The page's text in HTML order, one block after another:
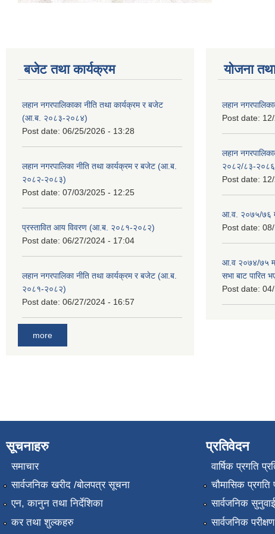
बजेट तथा कार्यक्रम
लहान नगरपालिकाका नीति तथा कार्यक्रम र बजेट
(आ.ब. २०८३-२०८४)
Post date: 06/25/2026 - 13:28
लहान नगरपालिका नीति तथा कार्यक्रम र बजेट (आ.ब.
२०८२-२०८३)
Post date: 07/03/2025 - 12:25
प्रस्तावित आय विवरण (आ.ब. २०८१-२०८२)
Post date: 06/27/2024 - 17:04
लहान नगरपालिका नीति तथा कार्यक्रम र बजेट (आ.ब.
२०८१-२०८२)
Post date: 06/27/2024 - 16:57
more
योजना
लहान
Post date:
लहान
२०८२/८३-
Post date:
आ.व. २०७५/७६
Post date:
आ.व २०७४/७५
सभा बाट पारित
Post date:
सूचनाहरु
समाचार
सार्वजनिक खरीद /बोलपत्र सूचना
एन, कानुन तथा निर्देशिका
कर तथा शुल्कहरु
प्रतिवेदन
वार्षिक प्रगति
चौमासिक प्रगति
सार्वजनिक सुनुवाई
सार्वजनिक परीक्षण